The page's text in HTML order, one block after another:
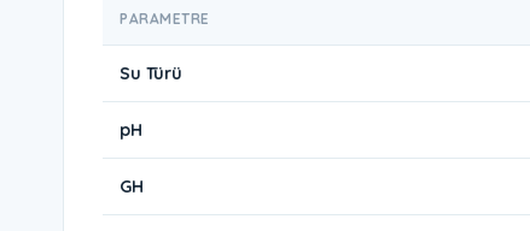
PARAMETRE
Su Türü
pH
GH